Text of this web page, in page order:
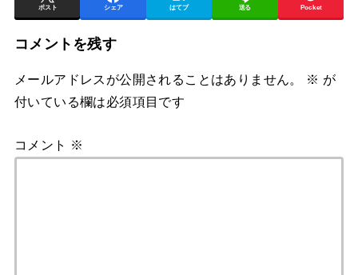
ポスト シェア はてブ 送る Pocket
コメントを残す
メールアドレスが公開されることはありません。 ※ が
付いている欄は必須項目です
コメント ※